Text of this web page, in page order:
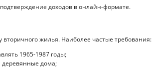
доходов в онлайн-формате.
вторичного жилья. Наиболее частые требования:
1965-1987 годы;
дома;